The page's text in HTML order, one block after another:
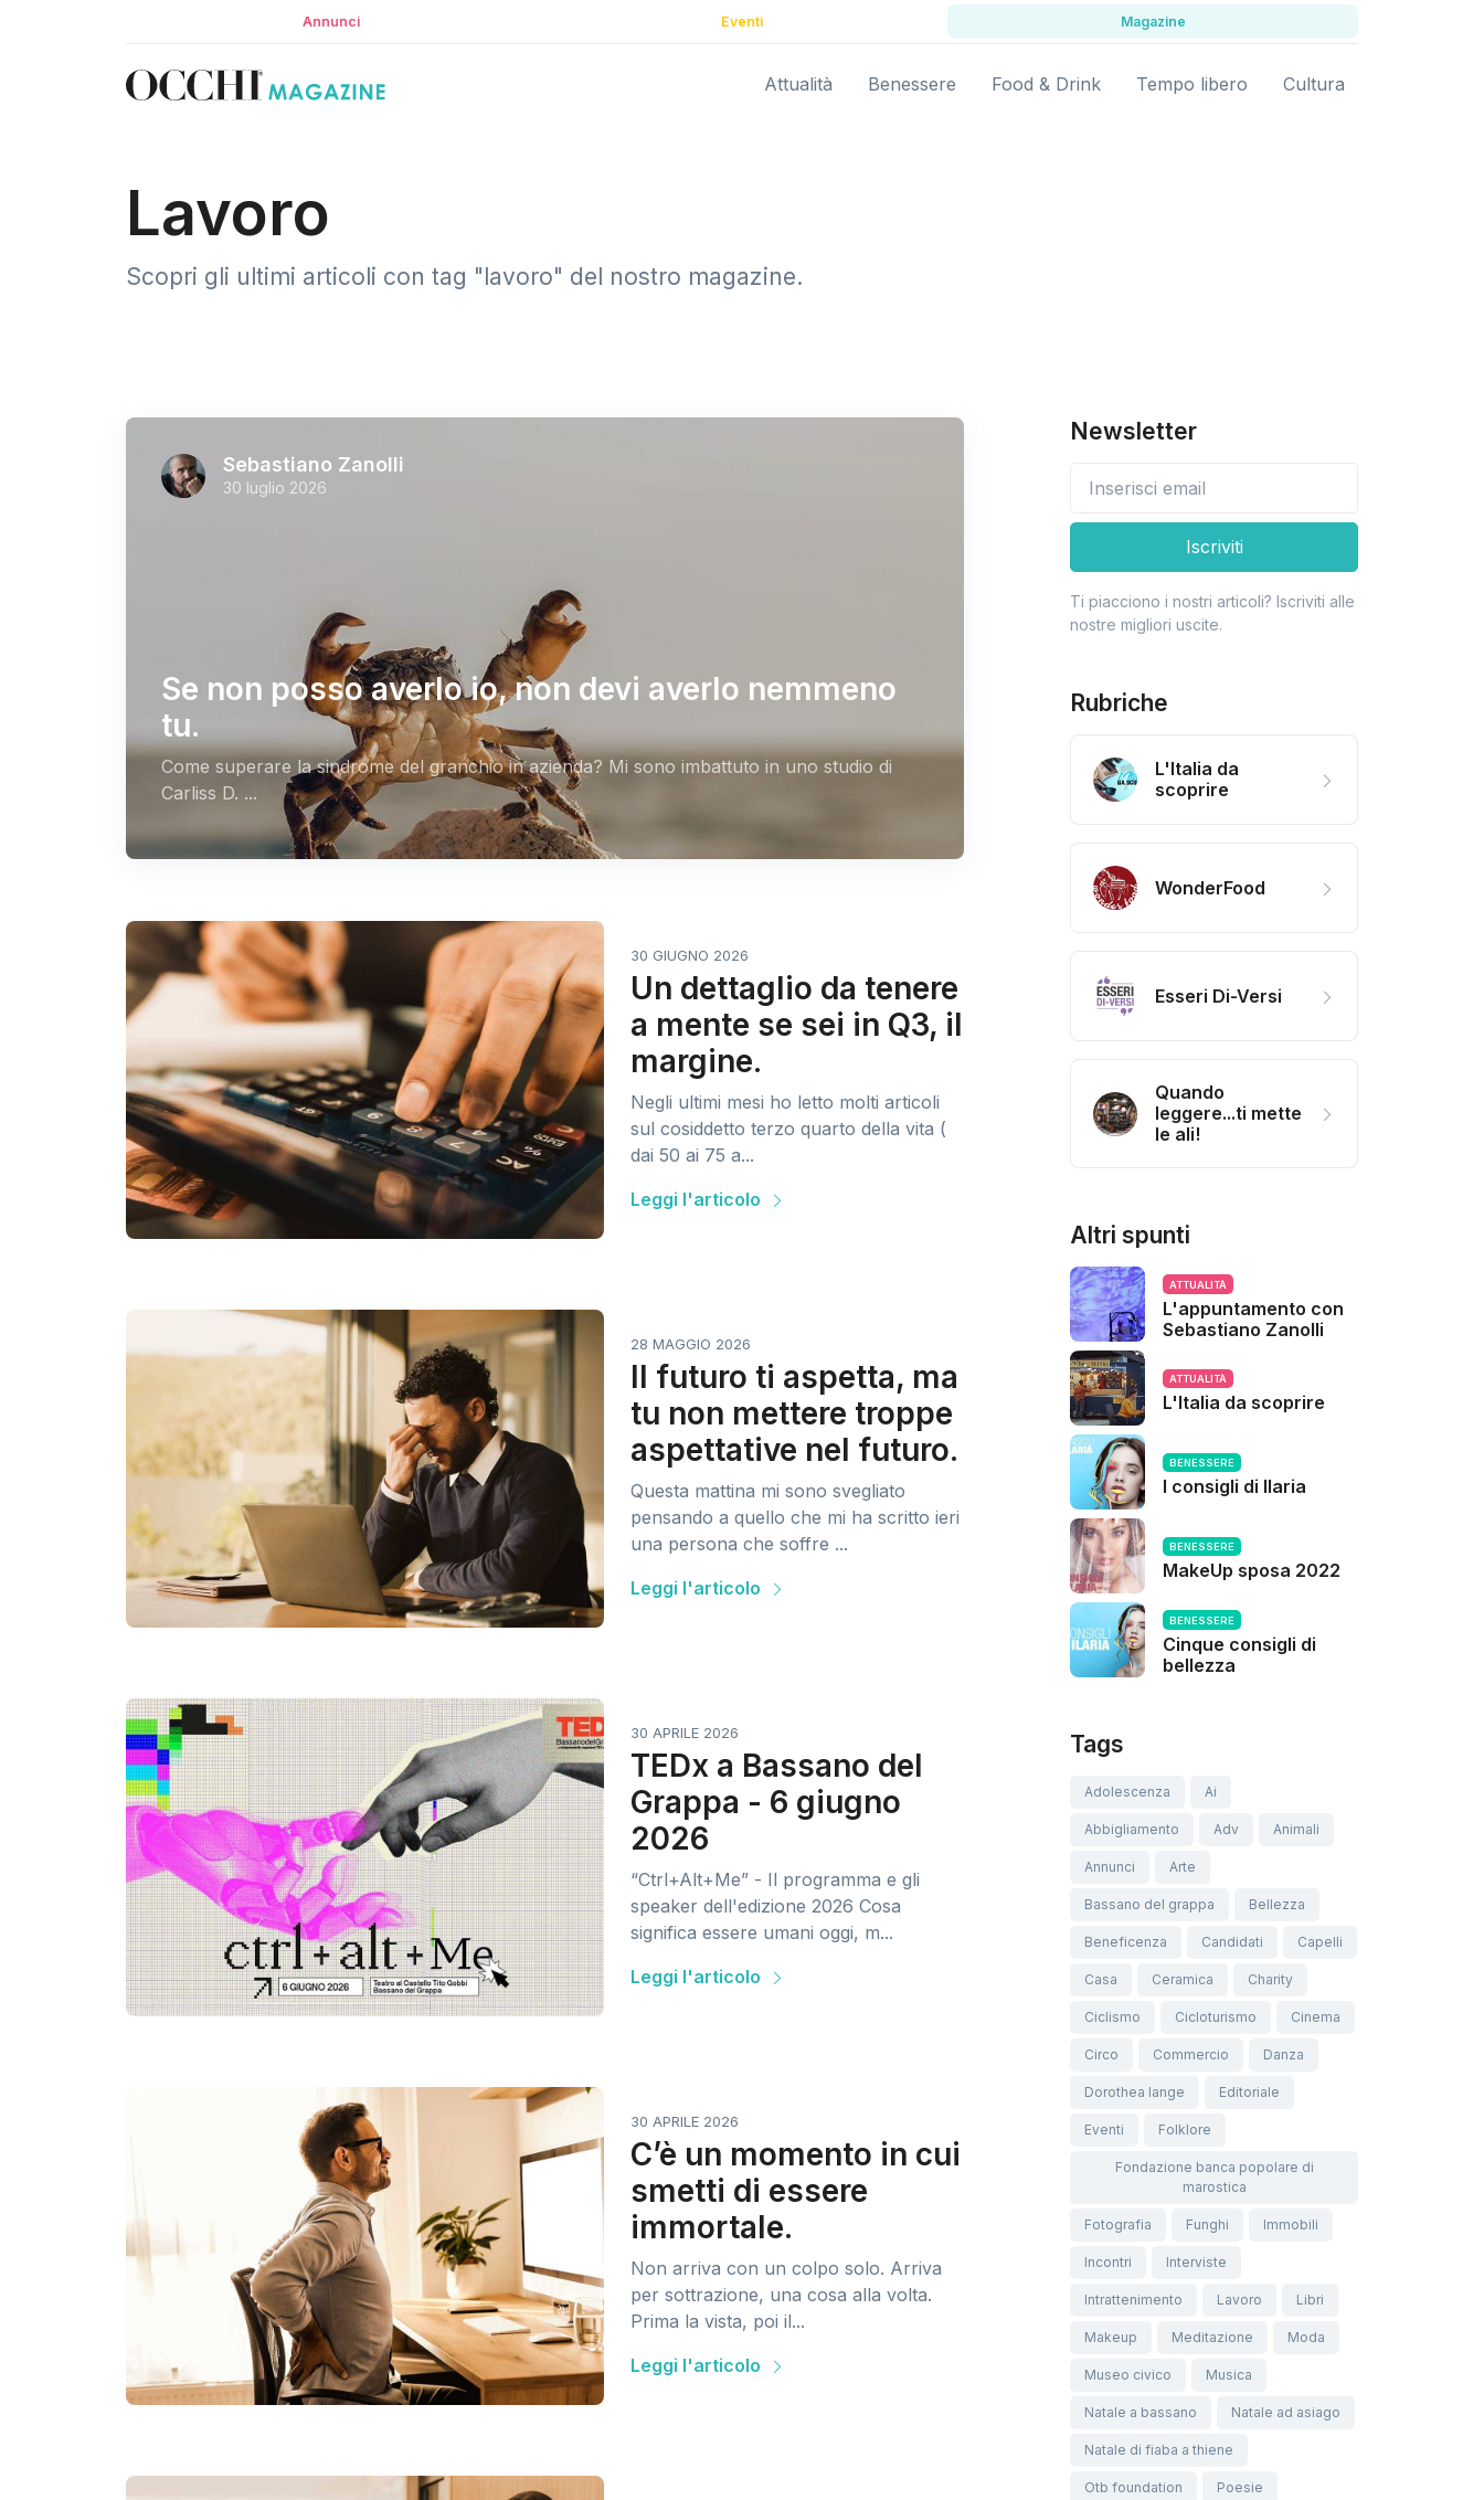
Annunci Eventi Magazine
Attualità Benessere Food & Drink Tempo libero Cultura
Lavoro
Scopri gli ultimi articoli con tag "lavoro" del nostro magazine.
Sebastiano Zanolli
30 luglio 2026
Se non posso averlo io, non devi averlo nemmeno
tu.
Come superare la sindrome del granchio in azienda? Mi sono imbattuto in uno studio di
Carliss D. ...
30 GIUGNO 2026
Un dettaglio da tenere
a mente se sei in Q3, il
margine.
Negli ultimi mesi ho letto molti articoli
sul cosiddetto terzo quarto della vita (
dai 50 ai 75 a...
Leggi l'articolo
28 MAGGIO 2026
Il futuro ti aspetta, ma
tu non mettere troppe
aspettative nel futuro.
Questa mattina mi sono svegliato
pensando a quello che mi ha scritto ieri
una persona che soffre ...
Leggi l'articolo
30 APRILE 2026
TEDx a Bassano del
Grappa - 6 giugno
2026
“Ctrl+Alt+Me” - Il programma e gli
speaker dell'edizione 2026 Cosa
significa essere umani oggi, m...
Leggi l'articolo
30 APRILE 2026
C’è un momento in cui
smetti di essere
immortale.
Non arriva con un colpo solo. Arriva
per sottrazione, una cosa alla volta.
Prima la vista, poi il...
Leggi l'articolo
Newsletter
Iscriviti
Ti piacciono i nostri articoli? Iscriviti alle
nostre migliori uscite.
Rubriche
L'Italia da
scoprire
WonderFood
Esseri Di-Versi
Quando
leggere...ti mette
le ali!
Altri spunti
ATTUALITÀ
L'appuntamento con
Sebastiano Zanolli
ATTUALITÀ
L'Italia da scoprire
BENESSERE
I consigli di Ilaria
BENESSERE
MakeUp sposa 2022
BENESSERE
Cinque consigli di
bellezza
Tags
Adolescenza Ai
Abbigliamento Adv Animali
Annunci Arte
Bassano del grappa Bellezza
Beneficenza Candidati Capelli
Casa Ceramica Charity
Ciclismo Cicloturismo Cinema
Circo Commercio Danza
Dorothea lange Editoriale
Eventi Folklore
Fondazione banca popolare di
marostica
Fotografia Funghi Immobili
Incontri Interviste
Intrattenimento Lavoro Libri
Makeup Meditazione Moda
Museo civico Musica
Natale a bassano Natale ad asiago
Natale di fiaba a thiene
Otb foundation Poesie